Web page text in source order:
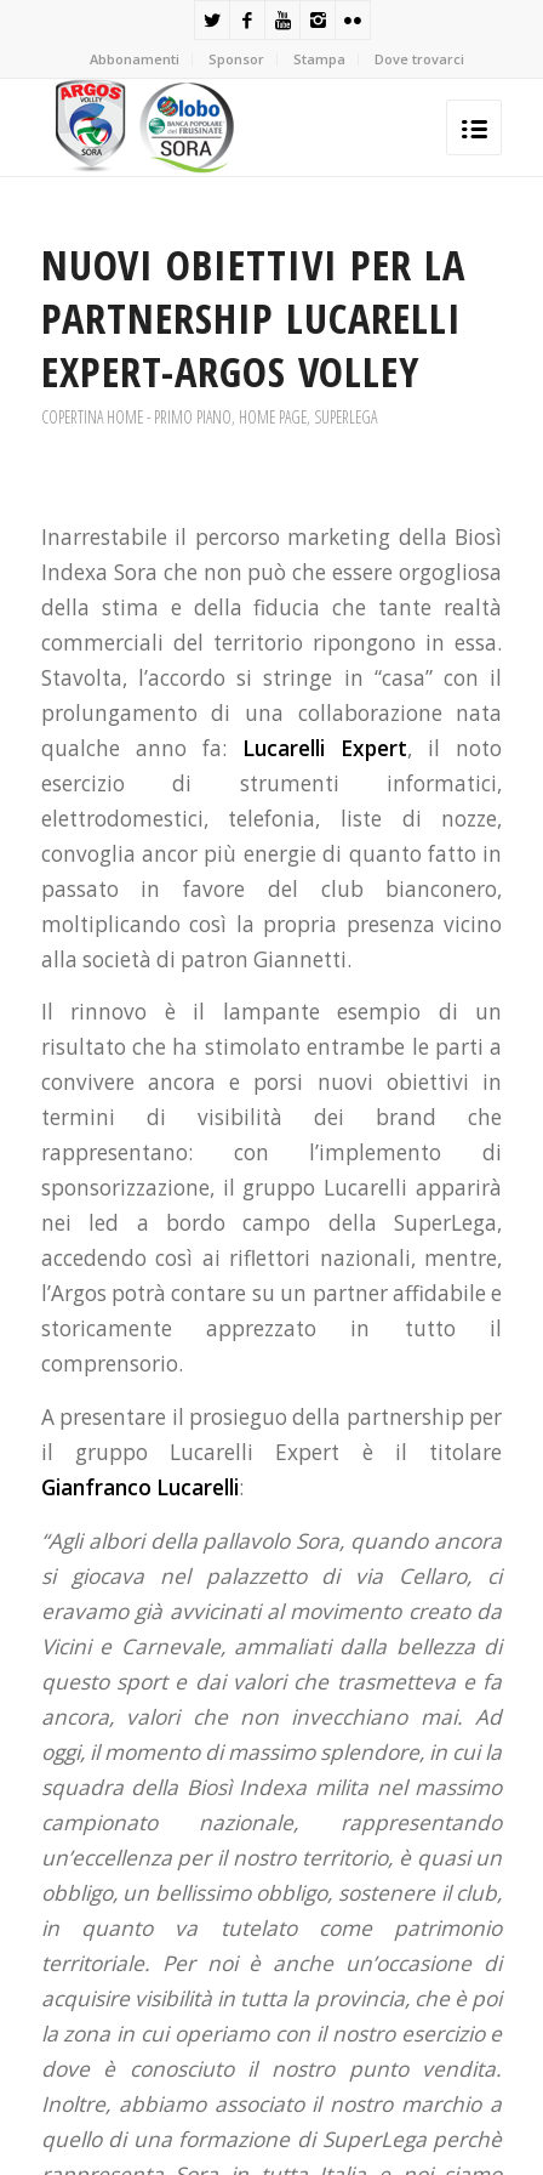
Abbonamenti Sponsor Stampa Dove trovarci
NUOVI OBIETTIVI PER LA
PARTNERSHIP LUCARELLI
EXPERT-ARGOS VOLLEY
COPERTINA HOME - PRIMO PIANO, HOME PAGE, SUPERLEGA
Inarrestabile il percorso marketing della Biosì
Indexa Sora che non può che essere orgogliosa
della stima e della fiducia che tante realtà
commerciali del territorio ripongono in essa.
Stavolta, l’accordo si stringe in “casa” con il
prolungamento di una collaborazione nata
qualche anno fa: Lucarelli Expert, il noto
esercizio di strumenti informatici,
elettrodomestici, telefonia, liste di nozze,
convoglia ancor più energie di quanto fatto in
passato in favore del club bianconero,
moltiplicando così la propria presenza vicino
alla società di patron Giannetti.
Il rinnovo è il lampante esempio di un
risultato che ha stimolato entrambe le parti a
convivere ancora e porsi nuovi obiettivi in
termini di visibilità dei brand che
rappresentano: con l’implemento di
sponsorizzazione, il gruppo Lucarelli apparirà
nei led a bordo campo della SuperLega,
accedendo così ai riflettori nazionali, mentre,
l’Argos potrà contare su un partner affidabile e
storicamente apprezzato in tutto il
comprensorio.
A presentare il prosieguo della partnership per
il gruppo Lucarelli Expert è il titolare
Gianfranco Lucarelli:
“Agli albori della pallavolo Sora, quando ancora
si giocava nel palazzetto di via Cellaro, ci
eravamo già avvicinati al movimento creato da
Vicini e Carnevale, ammaliati dalla bellezza di
questo sport e dai valori che trasmetteva e fa
ancora, valori che non invecchiano mai. Ad
oggi, il momento di massimo splendore, in cui la
squadra della Biosì Indexa milita nel massimo
campionato nazionale, rappresentando
un’eccellenza per il nostro territorio, è quasi un
obbligo, un bellissimo obbligo, sostenere il club,
in quanto va tutelato come patrimonio
territoriale. Per noi è anche un’occasione di
acquisire visibilità in tutta la provincia, che è poi
la zona in cui operiamo con il nostro esercizio e
dove è conosciuto il nostro punto vendita.
Inoltre, abbiamo associato il nostro marchio a
quello di una formazione di SuperLega perchè